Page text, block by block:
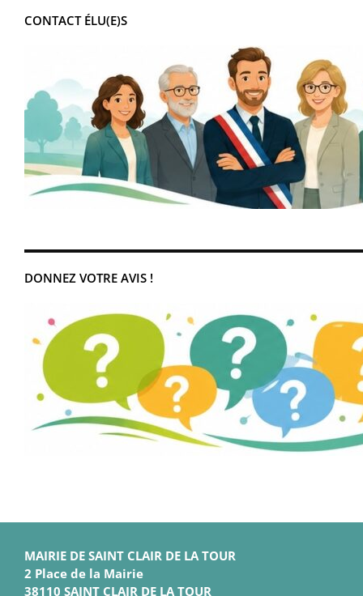
CONTACT ÉLU(E)S
DONNEZ VOTRE AVIS !
MAIRIE DE SAINT CLAIR DE LA TOUR
2 Place de la Mairie
38110 SAINT CLAIR DE LA TOUR